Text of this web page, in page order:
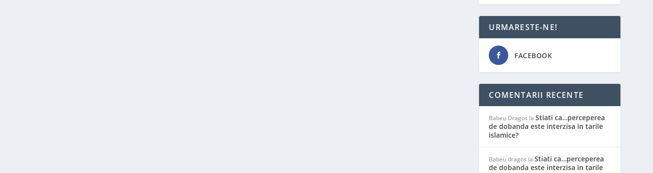
URMARESTE-NE!
FACEBOOK
COMENTARII RECENTE
Babeu Dragos laStiati ca…perceperea
de dobanda este interzisa in tarile
islamice?
Babeu dragos laStiati ca…perceperea
de dobanda este interzisa in tarile